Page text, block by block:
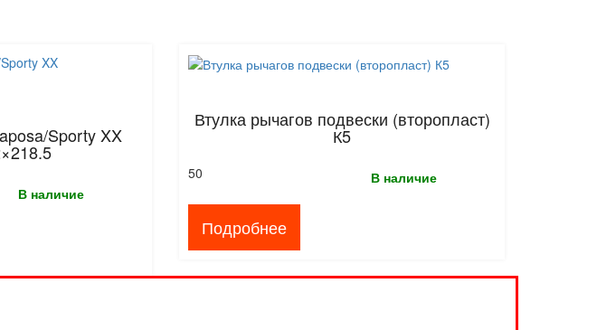
Sporty XX
В наличие
Втулка рычагов подвески (второпласт)
К5
В наличие
50
Подробнее